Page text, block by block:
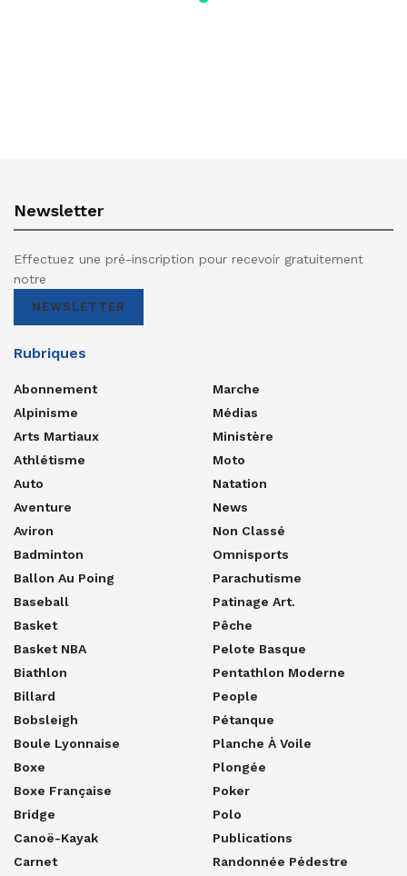
Newsletter
Effectuez une pré-inscription pour recevoir gratuitement
notre
NEWSLETTER
Rubriques
Abonnement
Alpinisme
Arts Martiaux
Athlétisme
Auto
Aventure
Aviron
Badminton
Ballon Au Poing
Baseball
Basket
Basket NBA
Biathlon
Billard
Bobsleigh
Boule Lyonnaise
Boxe
Boxe Française
Bridge
Canoë-Kayak
Carnet
Marche
Médias
Ministère
Moto
Natation
News
Non Classé
Omnisports
Parachutisme
Patinage Art.
Pêche
Pelote Basque
Pentathlon Moderne
People
Pétanque
Planche À Voile
Plongée
Poker
Polo
Publications
Randonnée Pédestre